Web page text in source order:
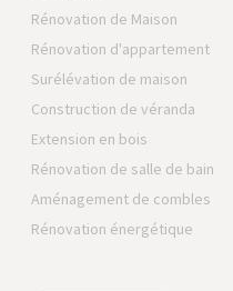
Rénovation de Maison
Rénovation d'appartement
Surélévation de maison
Construction de véranda
Extension en bois
Rénovation de salle de bain
Aménagement de combles
Rénovation énergétique